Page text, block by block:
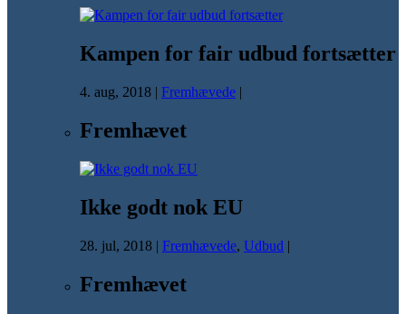
Kampen for fair udbud fortsætter
4. aug, 2018 | Fremhævede |
Fremhævet
Ikke godt nok EU
28. jul, 2018 | Fremhævede, Udbud |
Fremhævet